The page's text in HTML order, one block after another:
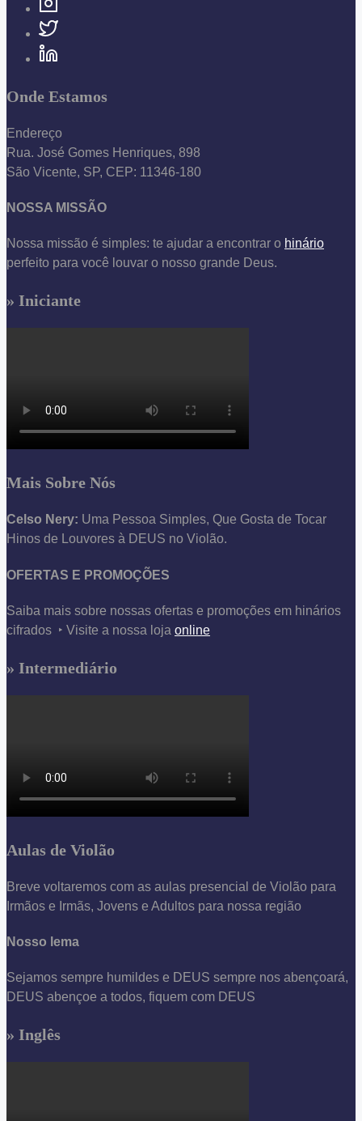
Onde Estamos
Endereço
Rua. José Gomes Henriques, 898
São Vicente, SP, CEP: 11346-180
NOSSA MISSÃO
Nossa missão é simples: te ajudar a encontrar o hinário
perfeito para você louvar o nosso grande Deus.
» Iniciante
Mais Sobre Nós
Celso Nery: Uma Pessoa Simples, Que Gosta de Tocar
Hinos de Louvores à DEUS no Violão.
OFERTAS E PROMOÇÕES
Saiba mais sobre nossas ofertas e promoções em hinários
cifrados ‣ Visite a nossa loja online
» Intermediário
Aulas de Violão
Breve voltaremos com as aulas presencial de Violão para
Irmãos e Irmãs, Jovens e Adultos para nossa região
Nosso lema
Sejamos sempre humildes e DEUS sempre nos abençoará,
DEUS abençoe a todos, fiquem com DEUS
» Inglês